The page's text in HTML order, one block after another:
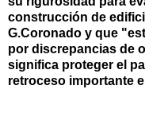
construcción de
G.Coronado y que
por discrepancias de
significa proteger el
retroceso importante